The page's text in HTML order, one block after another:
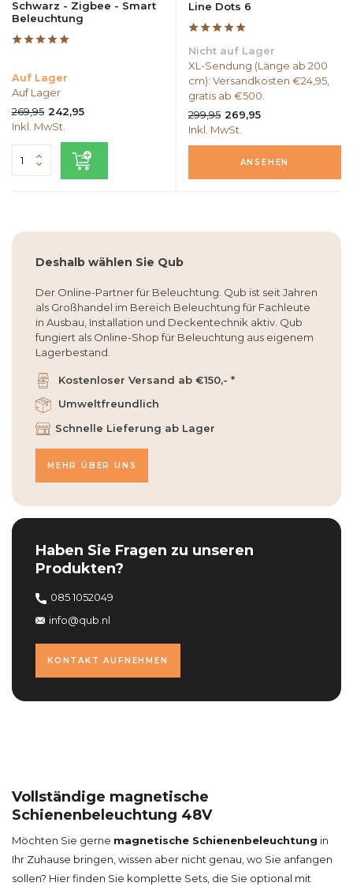
Schwarz - Zigbee - Smart
Beleuchtung
Auf Lager
Auf Lager
269,95 242,95
Inkl. MwSt.
Line Dots 6
Nicht auf Lager
XL-Sendung (Länge ab 200
cm): Versandkosten €24,95,
gratis ab €500.
299,95 269,95
Inkl. MwSt.
ANSEHEN
Haben Sie Fragen zu unseren
Produkten?
085 1052049
info@qub.nl
KONTAKT AUFNEHMEN
Deshalb wählen Sie Qub
Der Online-Partner für Beleuchtung. Qub ist seit Jahren
als Großhandel im Bereich Beleuchtung für Fachleute
in Ausbau, Installation und Deckentechnik aktiv. Qub
fungiert als Online-Shop für Beleuchtung aus eigenem
Lagerbestand.
Kostenloser Versand ab €150,- *
Umweltfreundlich
Schnelle Lieferung ab Lager
MEHR ÜBER UNS
Vollständige magnetische
Schienenbeleuchtung 48V
Möchten Sie gerne magnetische Schienenbeleuchtung in
Ihr Zuhause bringen, wissen aber nicht genau, wo Sie anfangen
sollen? Hier finden Sie komplette Sets, die Sie optional mit